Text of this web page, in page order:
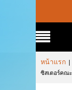
หน้าแรก
ซิสเตอร์คณ